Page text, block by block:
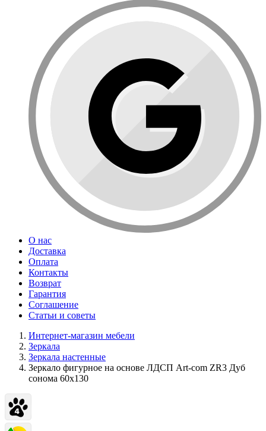
О нас
Доставка
Оплата
Контакты
Возврат
Гарантия
Соглашение
Статьи и советы
Интернет-магазин мебели
Зеркала
Зеркала настенные
Зеркало фигурное на основе ЛДСП Art-com ZR3 Дуб
сонома 60х130